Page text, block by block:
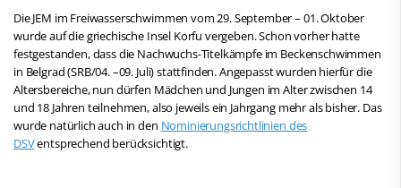
Die JEM im Freiwasserschwimmen vom 29. September – 01. Oktober
wurde auf die griechische Insel Korfu vergeben. Schon vorher hatte
festgestanden, dass die Nachwuchs-Titelkämpfe im Beckenschwimmen
in Belgrad (SRB/04. –09. Juli) stattfinden. Angepasst wurden hierfür die
Altersbereiche, nun dürfen Mädchen und Jungen im Alter zwischen 14
und 18 Jahren teilnehmen, also jeweils ein Jahrgang mehr als bisher. Das
wurde natürlich auch in den Nominierungsrichtlinien des
DSVentsprechend berücksichtigt.